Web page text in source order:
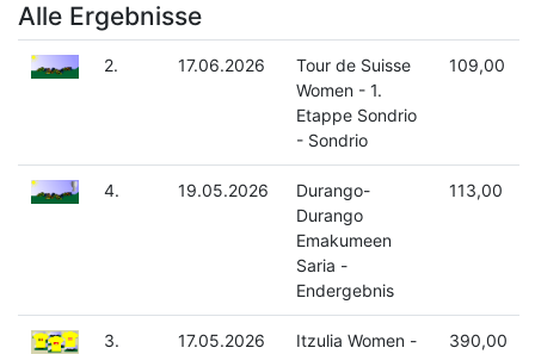
Alle Ergebnisse
2. 17.06.2026
Tour de Suisse
Women - 1.
Etappe Sondrio
- Sondrio
109,00
4. 19.05.2026
Durango-
Durango
Emakumeen
Saria -
Endergebnis
113,00
3. 17.05.2026
Itzulia Women -
390,00